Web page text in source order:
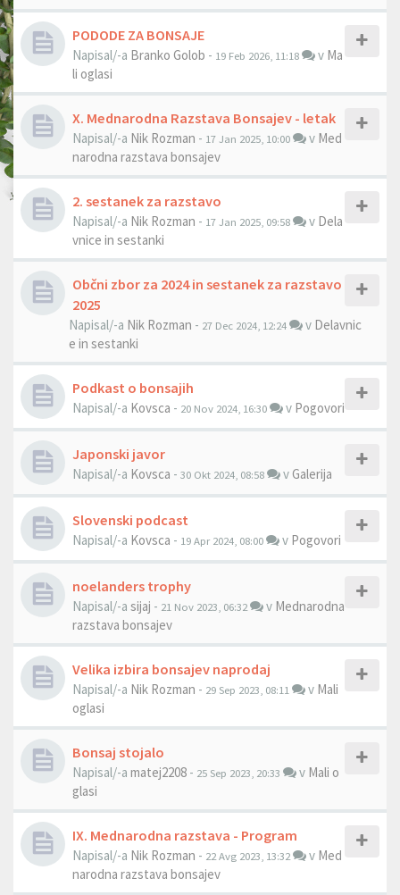
PODODE ZA BONSAJE
Napisal/-a Branko Golob - 19 Feb 2026, 11:18 v Ma
li oglasi
X. Mednarodna Razstava Bonsajev - letak
Napisal/-a Nik Rozman - 17 Jan 2025, 10:00 v Med
narodna razstava bonsajev
2. sestanek za razstavo
Napisal/-a Nik Rozman - 17 Jan 2025, 09:58 v Dela
vnice in sestanki
Občni zbor za 2024 in sestanek za razstavo
2025
Napisal/-a Nik Rozman - 27 Dec 2024, 12:24 v Delavnic
e in sestanki
Podkast o bonsajih
Napisal/-a Kovsca - 20 Nov 2024, 16:30 v Pogovori
Japonski javor
Napisal/-a Kovsca - 30 Okt 2024, 08:58 v Galerija
Slovenski podcast
Napisal/-a Kovsca - 19 Apr 2024, 08:00 v Pogovori
noelanders trophy
Napisal/-a sijaj - 21 Nov 2023, 06:32 v Mednarodna
razstava bonsajev
Velika izbira bonsajev naprodaj
Napisal/-a Nik Rozman - 29 Sep 2023, 08:11 v Mali
oglasi
Bonsaj stojalo
Napisal/-a matej2208 - 25 Sep 2023, 20:33 v Mali o
glasi
IX. Mednarodna razstava - Program
Napisal/-a Nik Rozman - 22 Avg 2023, 13:32 v Med
narodna razstava bonsajev